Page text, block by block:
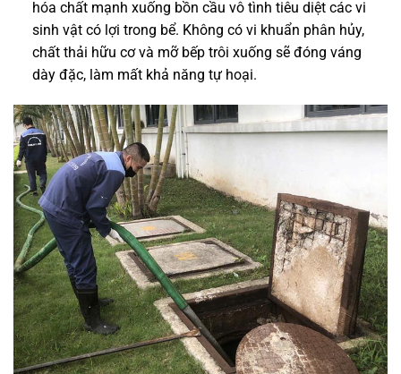
hóa chất mạnh xuống bồn cầu vô tình tiêu diệt các vi
sinh vật có lợi trong bể. Không có vi khuẩn phân hủy,
chất thải hữu cơ và mỡ bếp trôi xuống sẽ đóng váng
dày đặc, làm mất khả năng tự hoại.